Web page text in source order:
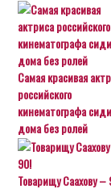
Самая красивая
российского
кинематографа
дома без ролей
Товарищу Саахову –